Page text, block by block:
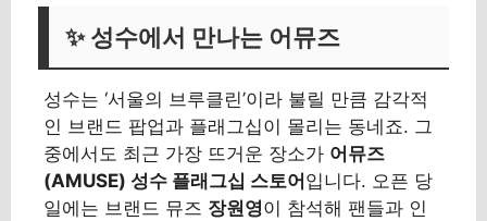
✨ 성수에서 만나는 어뮤즈
성수는 ‘서울의 브루클린’이라 불릴 만큼 감각적
인 브랜드 팝업과 플래그십이 몰리는 동네죠. 그
중에서도 최근 가장 뜨거운 장소가 어뮤즈
(AMUSE) 성수 플래그십 스토어 입니다. 오픈 당
일에는 브랜드 뮤즈 장원영이 참석해 팬들과 인